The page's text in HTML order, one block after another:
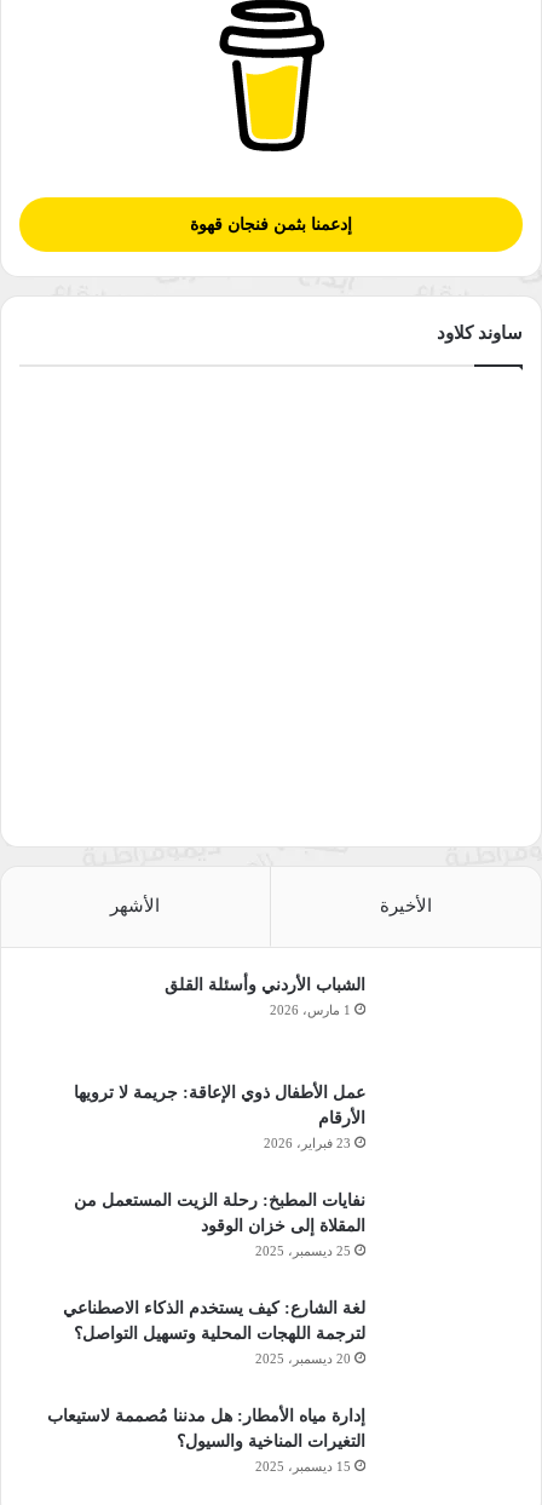
إدعمنا بثمن فنجان قهوة
ساوند كلاود
الأخيرة الأشهر
الشباب الأردني وأسئلة القلق
1 مارس، 2026
عمل الأطفال ذوي الإعاقة: جريمة لا ترويها
الأرقام
23 فبراير، 2026
نفايات المطبخ: رحلة الزيت المستعمل من
المقلاة إلى خزان الوقود
25 ديسمبر، 2025
لغة الشارع: كيف يستخدم الذكاء الاصطناعي
لترجمة اللهجات المحلية وتسهيل التواصل؟
20 ديسمبر، 2025
إدارة مياه الأمطار: هل مدننا مُصممة لاستيعاب
التغيرات المناخية والسيول؟
15 ديسمبر، 2025